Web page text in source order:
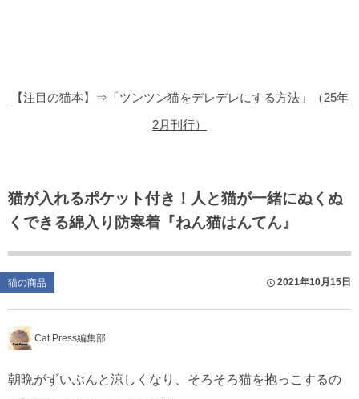
【注目の猫本】⇒「ツンツン猫をデレデレにする方法」（25年
2月刊行）
猫が入れるポケット付き！人と猫が一緒にぬくぬ
くできる綿入り防寒着『ねん猫はんてん』
猫の商品 2021年10月15日
Cat Press編集部
朝晩がずいぶんと涼しくなり、そろそろ猫を抱っこするの
猫のゲーム・アプリ
猫のフリー写真素材